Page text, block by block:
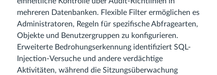
mehreren Datenbanken. Flexible Filter ermöglichen es
Administratoren, Regeln für spezifische Abfragearten,
Objekte und Benutzergruppen zu konfigurieren.
Erweiterte Bedrohungserkennung identifiziert SQL-
Injection-Versuche und andere verdächtige
Aktivitäten, während die Sitzungsüberwachung